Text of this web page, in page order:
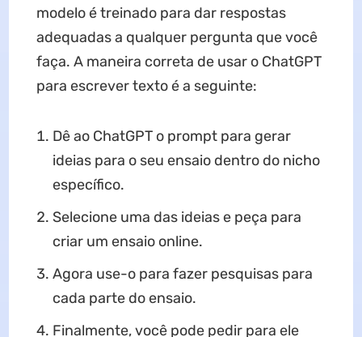
modelo é treinado para dar respostas
adequadas a qualquer pergunta que você
faça. A maneira correta de usar o ChatGPT
para escrever texto é a seguinte:
Dê ao ChatGPT o prompt para gerar
ideias para o seu ensaio dentro do nicho
específico.
Selecione uma das ideias e peça para
criar um ensaio online.
Agora use-o para fazer pesquisas para
cada parte do ensaio.
Finalmente, você pode pedir para ele